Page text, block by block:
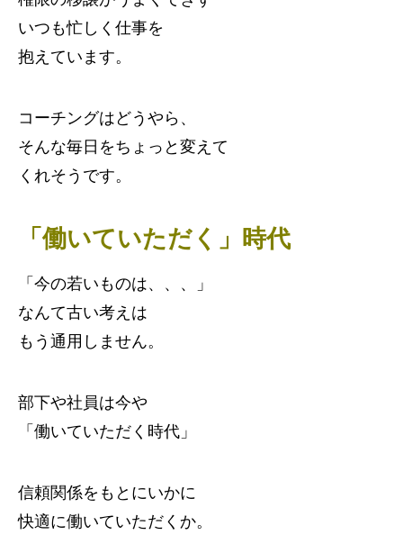
いつも忙しく仕事を
抱えています。
コーチングはどうやら、
そんな毎日をちょっと変えて
くれそうです。
「働いていただく」時代
「今の若いものは、、、」
なんて古い考えは
もう通用しません。
部下や社員は今や
「働いていただく時代」
信頼関係をもとにいかに
快適に働いていただくか。